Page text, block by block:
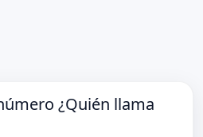
¿Quién llama